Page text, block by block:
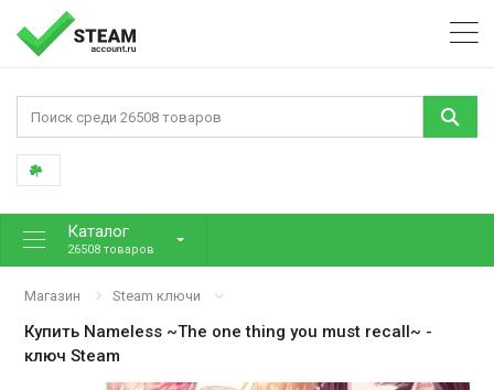
Каталог
26508 товаров
Магазин Steam ключи
Купить Nameless ~The one thing you must recall~ -
ключ Steam